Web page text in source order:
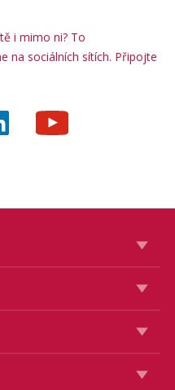
i mimo ni? To
na sociálních sítích. Připojte